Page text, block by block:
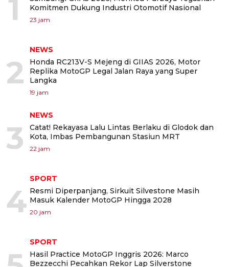
1
Komitmen Dukung Industri Otomotif Nasional
23 jam
2
NEWS
Honda RC213V-S Mejeng di GIIAS 2026, Motor
Replika MotoGP Legal Jalan Raya yang Super
Langka
19 jam
3
NEWS
Catat! Rekayasa Lalu Lintas Berlaku di Glodok dan
Kota, Imbas Pembangunan Stasiun MRT
22 jam
4
SPORT
Resmi Diperpanjang, Sirkuit Silvestone Masih
Masuk Kalender MotoGP Hingga 2028
20 jam
SPORT
Hasil Practice MotoGP Inggris 2026: Marco
Bezzecchi Pecahkan Rekor Lap Silverstone